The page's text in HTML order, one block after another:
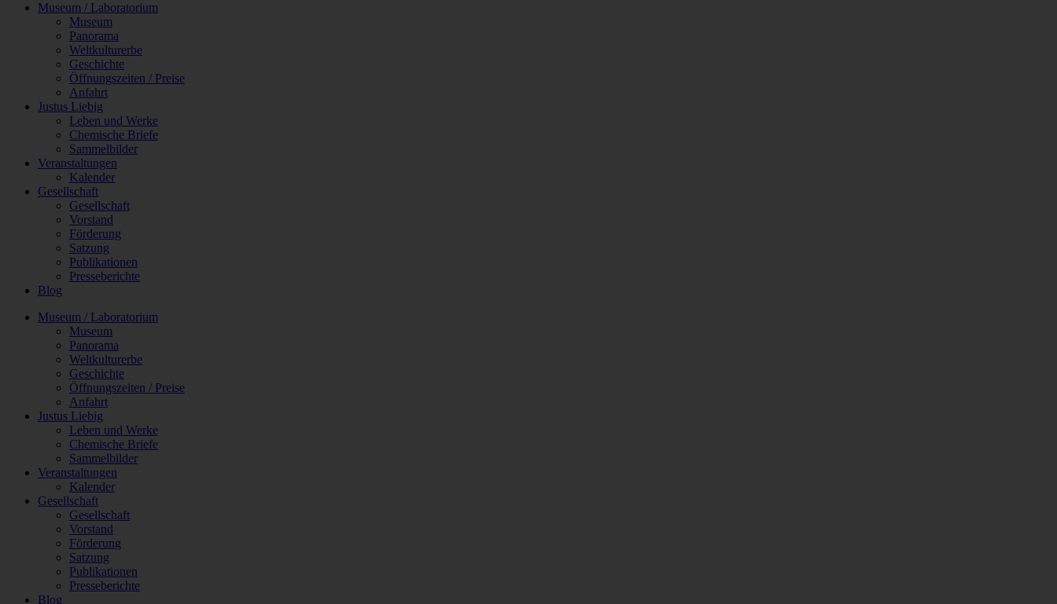
Museum / Laboratorium
Museum
Panorama
Weltkulturerbe
Geschichte
Öffnungszeiten / Preise
Anfahrt
Justus Liebig
Leben und Werke
Chemische Briefe
Sammelbilder
Veranstaltungen
Kalender
Gesellschaft
Gesellschaft
Vorstand
Förderung
Satzung
Publikationen
Presseberichte
Blog
Museum / Laboratorium
Museum
Panorama
Weltkulturerbe
Geschichte
Öffnungszeiten / Preise
Anfahrt
Justus Liebig
Leben und Werke
Chemische Briefe
Sammelbilder
Veranstaltungen
Kalender
Gesellschaft
Gesellschaft
Vorstand
Förderung
Satzung
Publikationen
Presseberichte
Blog